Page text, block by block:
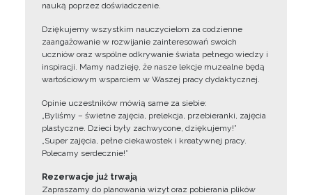
nauką poprzez doświadczenie.
Dziękujemy wszystkim nauczycielom za codzienne
zaangażowanie w rozwijanie zainteresowań swoich
uczniów oraz wspólne odkrywanie świata pełnego wiedzy i
inspiracji. Mamy nadzieję, że nasze lekcje muzealne będą
wartościowym wsparciem w Waszej pracy dydaktycznej.
Opinie uczestników mówią same za siebie:
„Byliśmy – świetne zajęcia, prelekcja, przebieranki, zajęcia
plastyczne. Dzieci były zachwycone, dziękujemy!”
„Super zajęcia, pełne ciekawostek i kreatywnej pracy.
Polecamy serdecznie!”
Rezerwacje już trwają
Zapraszamy do planowania wizyt oraz pobierania plików